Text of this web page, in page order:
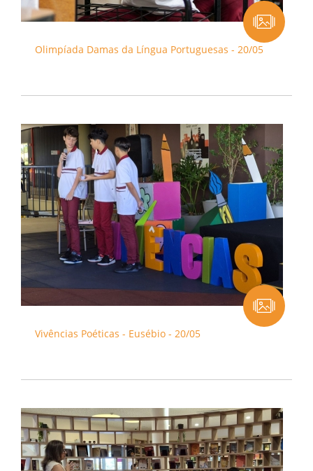
Olimpíada Damas da Língua Portuguesas - 20/05
Vivências Poéticas - Eusébio - 20/05